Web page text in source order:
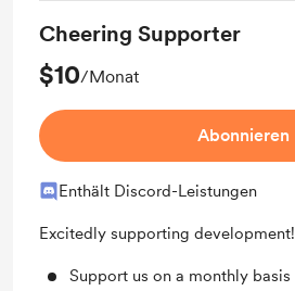
Cheering Supporter
$10/Monat
Abonnieren
Enthält Discord-Leistungen
Excitedly supporting development!
Support us on a monthly basis